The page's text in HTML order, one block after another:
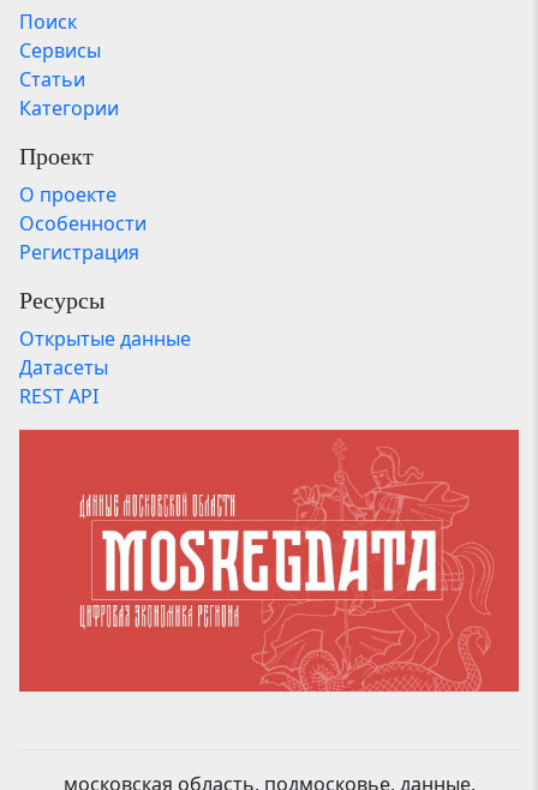
Поиск
Сервисы
Статьи
Категории
Проект
О проекте
Особенности
Регистрация
Ресурсы
Открытые данные
Датасеты
REST API
московская область, подмосковье, данные,